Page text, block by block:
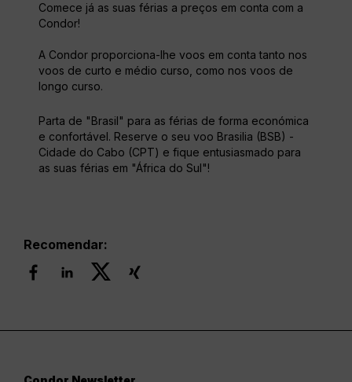
Comece já as suas férias a preços em conta com a
Condor!
A Condor proporciona-lhe voos em conta tanto nos
voos de curto e médio curso, como nos voos de
longo curso.
Parta de "Brasil" para as férias de forma económica
e confortável. Reserve o seu voo Brasilia (BSB) -
Cidade do Cabo (CPT) e fique entusiasmado para
as suas férias em "África do Sul"!
Recomendar: